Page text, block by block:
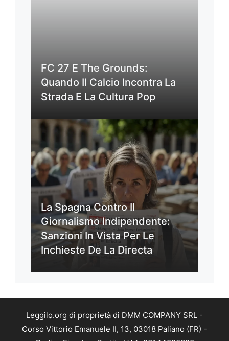
FC 27 E The Grounds:
Quando Il Calcio Incontra La
Strada E La Cultura Pop
La Spagna Contro Il
Giornalismo Indipendente:
Sanzioni In Vista Per Le
Inchieste De La Directa
Leggilo.org di proprietà di DMM COMPANY SRL -
Corso Vittorio Emanuele II, 13, 03018 Paliano (FR) -